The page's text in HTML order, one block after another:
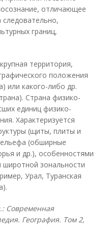
отличающее
следовательно,
границ,
территория,
положения
или какого-либо др.
Страна физико-
единиц физико-
Характеризуется
(щиты, плиты и
(обширные
и др.), особенностями
зональности
Урал, Туранская
Современная
География. Том 2,